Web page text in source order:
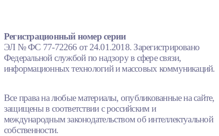
Регистрационный номер серии
ЭЛ № ФС 77-72266 от 24.01.2018. Зарегистрировано
Федеральной службой по надзору в сфере связи,
информационных технологий и массовых коммуникаций.
Все права на любые материалы, опубликованные на сайте,
защищены в соответствии с российским и
международным законодательством об интеллектуальной
собственности.